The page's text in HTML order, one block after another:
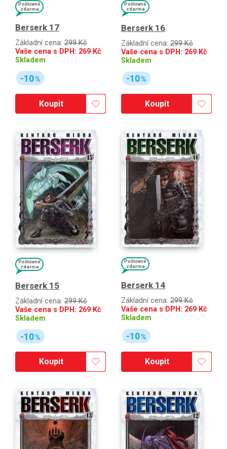
Poštovné
zdarma
Berserk 17
Základní cena: 299 Kč
Vaše cena s DPH: 269 Kč
Skladem
-10%
Koupit
Poštovné
zdarma
Berserk 16
Základní cena: 299 Kč
Vaše cena s DPH: 269 Kč
Skladem
-10%
Koupit
Poštovné
zdarma
Berserk 15
Základní cena: 299 Kč
Vaše cena s DPH: 269 Kč
Skladem
-10%
Koupit
Poštovné
zdarma
Berserk 14
Základní cena: 299 Kč
Vaše cena s DPH: 269 Kč
Skladem
-10%
Koupit